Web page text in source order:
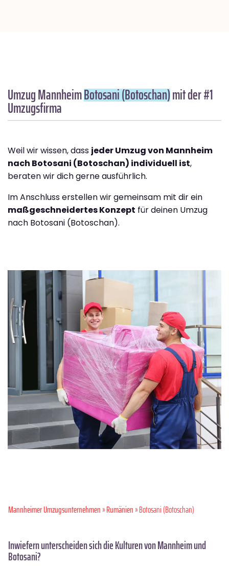
Umzug MannheimBotosani (Botoschan)mit der #1
Umzugsfirma
Weil wir wissen, dass jeder Umzug von Mannheim
nach Botosani (Botoschan) individuell ist,
beraten wir dich gerne ausführlich.
Im Anschluss erstellen wir gemeinsam mit dir ein
maßgeschneidertes Konzept für deinen Umzug
nach Botosani (Botoschan).
Mannheimer Umzugsunternehmen»Rumänien» Botosani (Botoschan)
Inwiefern unterscheiden sich die Kulturen von Mannheim und
Botosani?